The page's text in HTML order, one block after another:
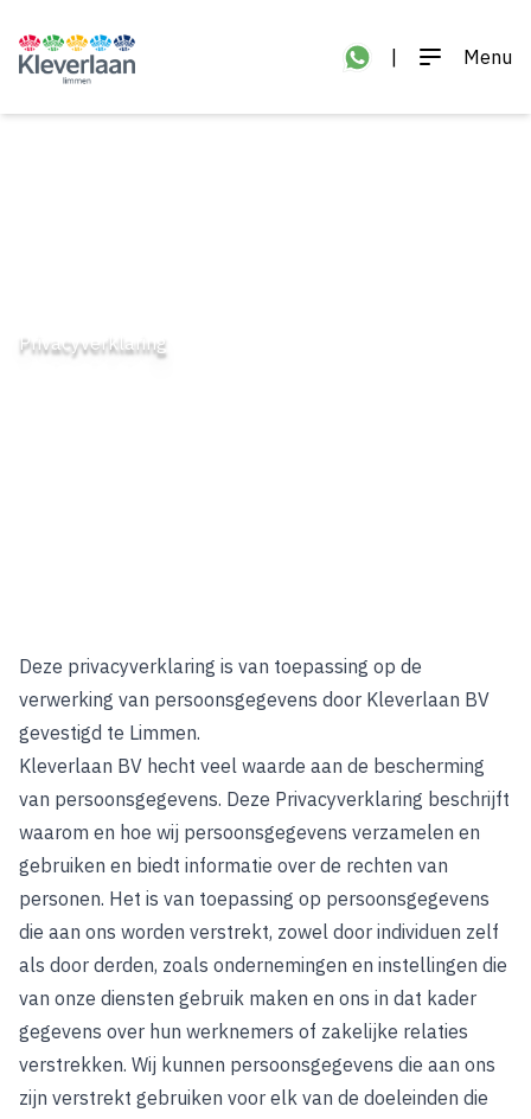
Menu
Privacyverklaring
Deze privacyverklaring is van toepassing op de
verwerking van persoonsgegevens door Kleverlaan BV
gevestigd te Limmen.
Kleverlaan BV hecht veel waarde aan de bescherming
van persoonsgegevens. Deze Privacyverklaring beschrijft
waarom en hoe wij persoonsgegevens verzamelen en
gebruiken en biedt informatie over de rechten van
personen. Het is van toepassing op persoonsgegevens
die aan ons worden verstrekt, zowel door individuen zelf
als door derden, zoals ondernemingen en instellingen die
van onze diensten gebruik maken en ons in dat kader
gegevens over hun werknemers of zakelijke relaties
verstrekken. Wij kunnen persoonsgegevens die aan ons
zijn verstrekt gebruiken voor elk van de doeleinden die